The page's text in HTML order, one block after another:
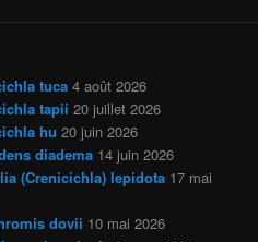
tuca 4 août 2026
tapii 20 juillet 2026
hu 20 juin 2026
diadema 14 juin 2026
(Crenicichla) lepidota 17 mai
dovii 10 mai 2026